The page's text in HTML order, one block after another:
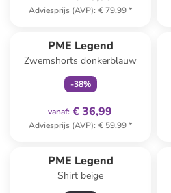
Adviesprijs (AVP): € 79,99*
PME Legend
Zwemshorts donkerblauw
-38%
vanaf: € 36,99
Adviesprijs (AVP): € 59,99*
PME Legend
Shirt beige